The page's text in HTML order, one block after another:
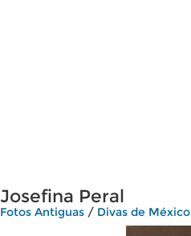
Josefina Peral
Fotos Antiguas / Divas de México